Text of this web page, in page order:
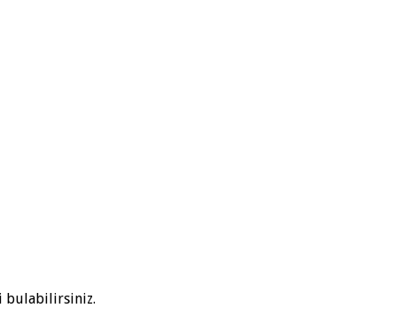
bulabilirsiniz.